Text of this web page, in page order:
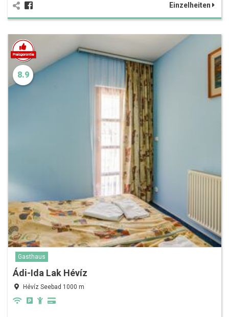
Einzelheiten
8.9
Gasthaus
Ádi-Ida Lak Hévíz
Hévíz Seebad 1000 m